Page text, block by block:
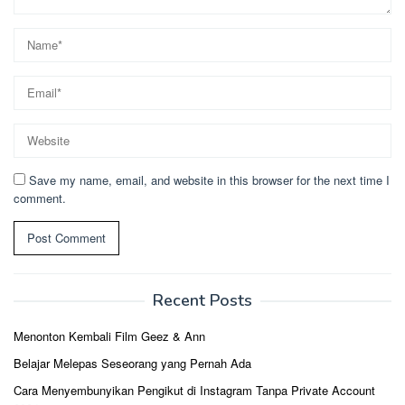
Save my name, email, and website in this browser for the next time I
comment.
Recent Posts
Menonton Kembali Film Geez & Ann
Belajar Melepas Seseorang yang Pernah Ada
Cara Menyembunyikan Pengikut di Instagram Tanpa Private Account